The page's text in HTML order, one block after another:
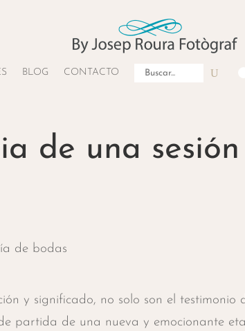
BLOG CONTACTO Buscar:
de una
de bodas
y significado, no solo son el testimonio
partida de una nueva y emocionante